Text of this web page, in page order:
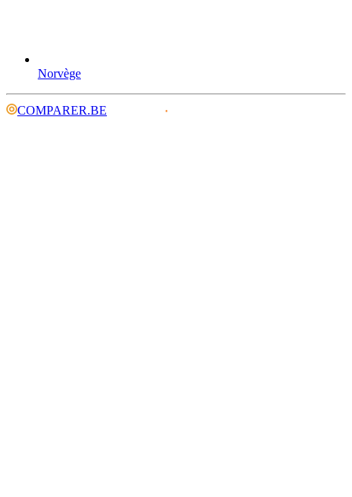
Norvège
COMPARER.BE